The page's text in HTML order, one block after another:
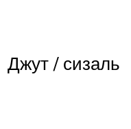
Джут / сизаль